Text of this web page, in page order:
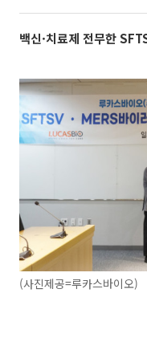
백신·치료제 전무한
(사진제공=루카스바이오)